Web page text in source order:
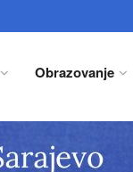
Obrazovanje